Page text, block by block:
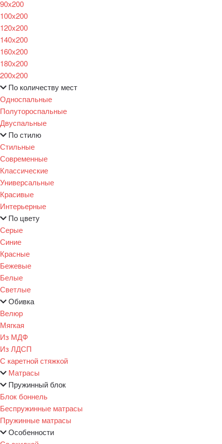
90х200
100х200
120x200
140х200
160х200
180х200
200х200
По количеству мест
Односпальные
Полутороспальные
Двуспальные
По стилю
Стильные
Современные
Классические
Универсальные
Красивые
Интерьерные
По цвету
Серые
Синие
Красные
Бежевые
Белые
Светлые
Обивка
Велюр
Мягкая
Из МДФ
Из ЛДСП
С каретной стяжкой
Матрасы
Пружинный блок
Блок боннель
Беспружинные матрасы
Пружинные матрасы
Особенности